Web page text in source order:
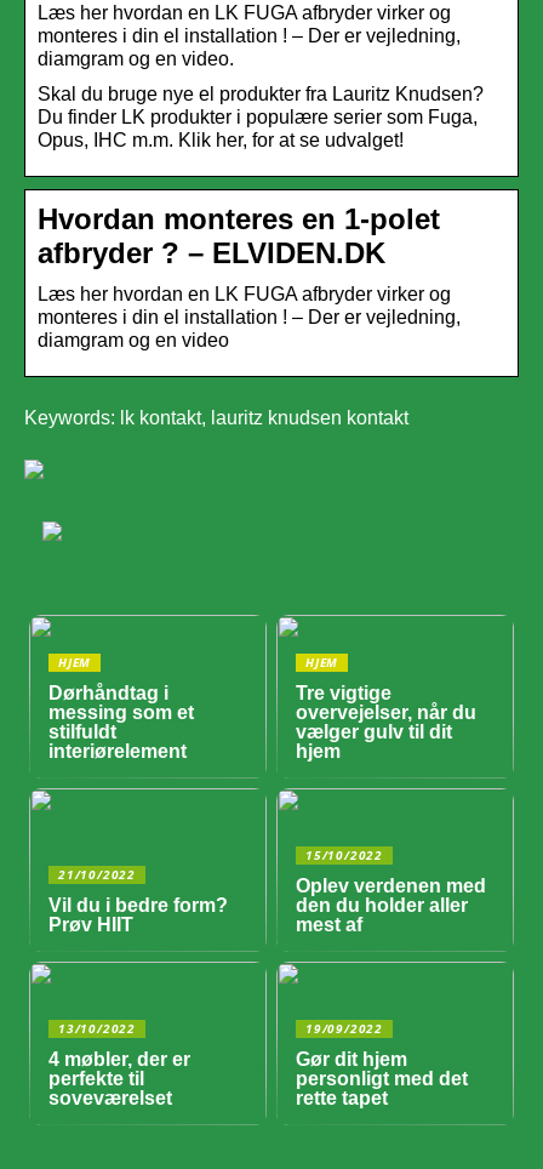
Læs her hvordan en LK FUGA afbryder virker og
monteres i din el installation ! – Der er vejledning,
diamgram og en video.
Skal du bruge nye el produkter fra Lauritz Knudsen?
Du finder LK produkter i populære serier som Fuga,
Opus, IHC m.m. Klik her, for at se udvalget!
Hvordan monteres en 1-polet
afbryder ? – ELVIDEN.DK
Læs her hvordan en LK FUGA afbryder virker og
monteres i din el installation ! – Der er vejledning,
diamgram og en video
Keywords: lk kontakt, lauritz knudsen kontakt
HJEM
Dørhåndtag i
messing som et
stilfuldt
interiørelement
HJEM
Tre vigtige
overvejelser, når du
vælger gulv til dit
hjem
21/10/2022
Vil du i bedre form?
Prøv HIIT
15/10/2022
Oplev verdenen med
den du holder aller
mest af
13/10/2022
4 møbler, der er
perfekte til
soveværelset
19/09/2022
Gør dit hjem
personligt med det
rette tapet